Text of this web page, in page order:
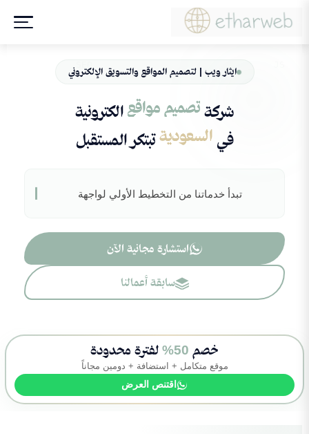
ايثار ويب | لتصميم المواقع والتسويق الإلكتروني
شركةتصميم مواقعالكترونية
في السعوديةتبتكر المستقبل
تبدأ خدماتنا من التخطيط الأولي لواجهة المستخدم
وحتى الإطلاق النهائي للم
استشارة مجانية الآن
سابقة أعمالنا
خصم 50% لفترة محدودة
موقع متكامل + استضافة + دومين مجاناً
اقتنص العرض